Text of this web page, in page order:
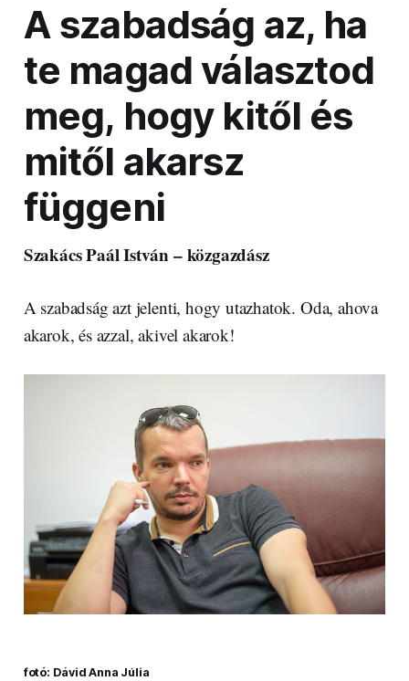
A szabadság az, ha
te magad választod
meg, hogy kitől és
mitől akarsz
függeni
Szakács Paál István – közgazdász
A szabadság azt jelenti, hogy utazhatok. Oda, ahova
akarok, és azzal, akivel akarok!
fotó: Dávid Anna Júlia